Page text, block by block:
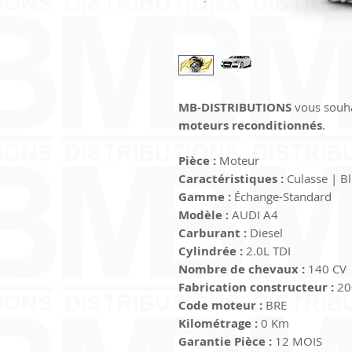
MB-DISTRIBUTIONS vous
moteurs reconditionnés.
Pièce : Moteur
Caractéristiques : Culasse |
Gamme : Échange-Standard
Modèle : AUDI A4
Carburant : Diesel
Cylindrée : 2.0L TDI
Nombre de chevaux : 140 CV
Fabrication constructeur :
Code moteur : BRE
Kilométrage : 0 Km
Garantie Pièce : 12 MOIS